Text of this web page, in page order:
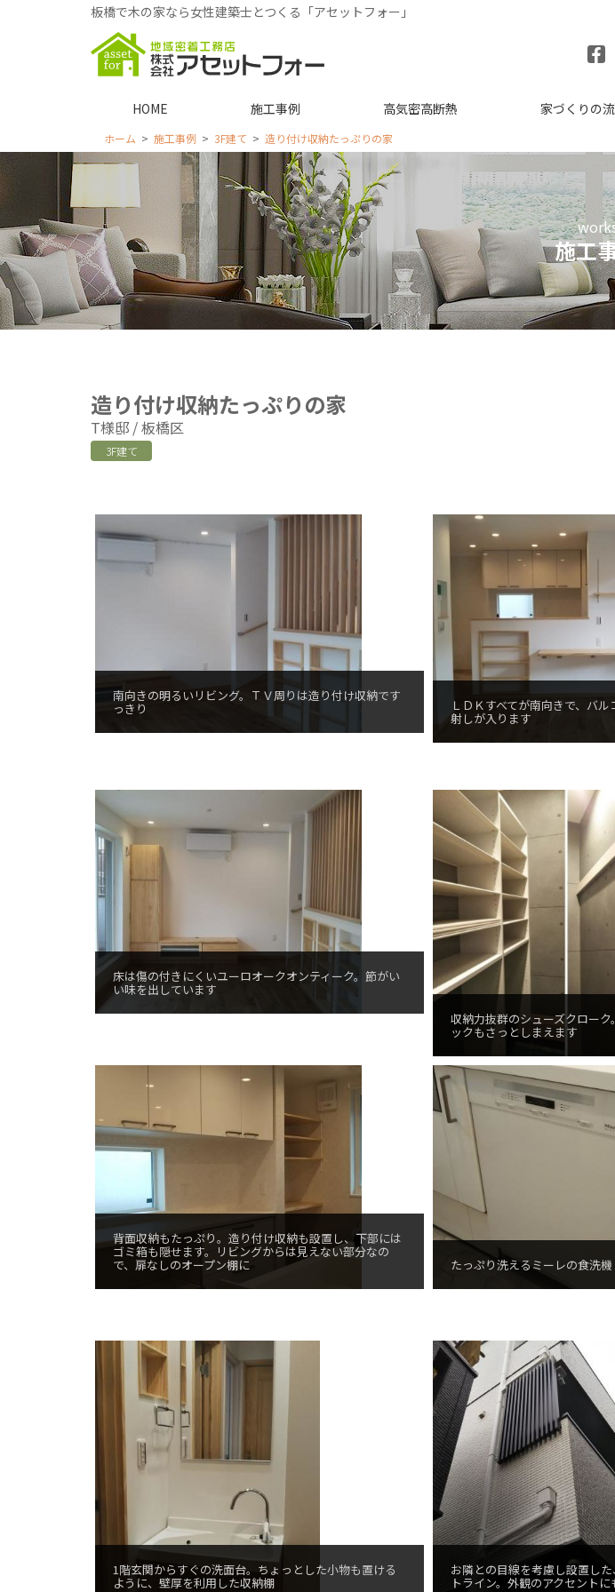
板橋で木の家なら女性建築士とつくる「アセットフォー」
HOME 施工事例 高気密高断熱 家づくりの
ホーム 施工事例 3F建て 造り付け収納たっぷりの家
施工
造り付け収納たっぷりの家
T様邸 板橋区
3F建て
南向きの明るいリビング。ＴＶ周りは造り付け収納です
っきり ＬＤＫすべてが南向きで、バ
射しが入ります
床は傷の付きにくいユーロオークオンティーク。節がい
い味を出しています
収納力抜群のシューズクロー
ックもさっとしまえます
背面収納もたっぷり。造り付け収納も設置し、下部には
ゴミ箱も隠せます。リビングからは見えない部分なの
で、扉なしのオープン棚に
たっぷり洗えるミーレの食洗機
1階玄関からすぐの洗面台。ちょっとした小物も置ける
ように、壁厚を利用した収納棚
お隣との目線を考慮し設置し
トライン。外観のアクセントに